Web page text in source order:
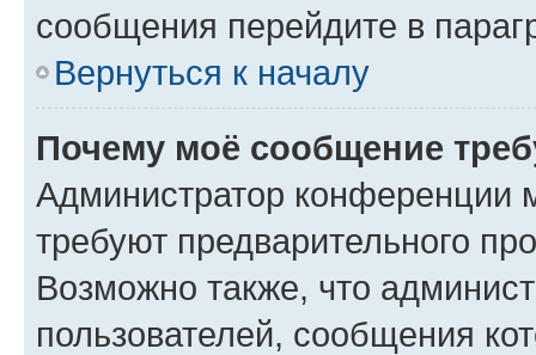
сообщения перейдите в
Вернуться к началу
Почему моё сообщение
Администратор конференции
требуют предварительного
Возможно также, что
пользователей, сообщения